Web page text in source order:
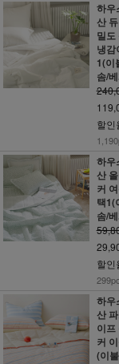
하우
산
밀도
냉감
1(이
솜/
할인
하우
산
커
택1(
솜/
할인
하우
산
이프
커
(이